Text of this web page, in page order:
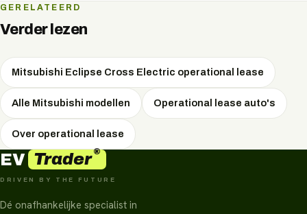
of accurisico.
De snelste Mitsubishi-modellen laden aan een snellader
met pieken tot 150 kW DC, goed om onderweg in korte
met wisselstroom.
GERELATEERD
Verder lezen
Mitsubishi Eclipse Cross Electric operational lease
Alle Mitsubishi modellen Operational lease auto's
Over operational lease
EV Trader®
DRIVEN BY THE FUTURE
Dé onafhankelijke specialist in